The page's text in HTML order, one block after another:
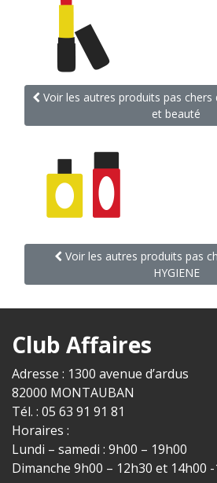
Voir les autres produits pas chers
et beauté
Voir les autres produits pas
HYGIENE
Club Affaires
Adresse : 1300 avenue d’ardus
82000 MONTAUBAN
Tél. : 05 63 91 91 81
Horaires :
Lundi – samedi : 9h00 – 19h00
Dimanche 9h00 – 12h30 et 14h00